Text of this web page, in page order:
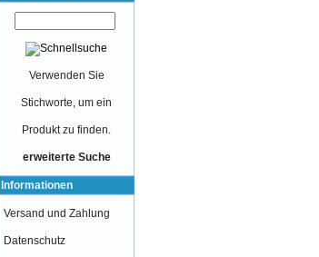
Verwenden Sie
Stichworte, um ein
Produkt zu finden.
erweiterte Suche
Informationen
Versand und Zahlung
Datenschutz